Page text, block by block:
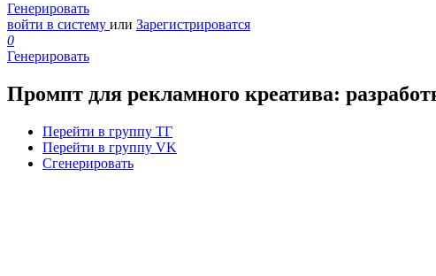
Генерировать
войти в систему или Зарегистрироватся
0
Генерировать
Промпт для рекламного креатива:
Перейти в группу ТГ
Перейти в группу VK
Сгенерировать